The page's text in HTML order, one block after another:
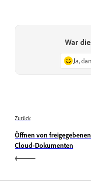
War
Ja,
Zurück
Öffnen von freigegebenen
Cloud-Dokumenten